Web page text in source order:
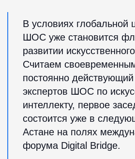
В условиях глобальной
ШОС уже становится
развитии
Считаем
постоянно
экспертов ШОС по
интеллекту, первое
состоится уже в
Астане на полях
форума Digital Bridge.